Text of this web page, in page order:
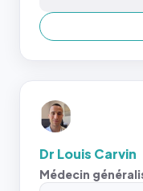
Dr Louis Carvin
Médecin